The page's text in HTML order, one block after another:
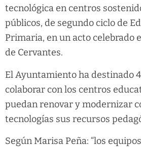
tecnológica en centros
públicos, de segundo ciclo de
Primaria, en un acto celebrado
de Cervantes.
El Ayuntamiento ha destinado
colaborar con los centros
puedan renovar y modernizar
tecnologías sus recursos
Según Marisa Peña: “los